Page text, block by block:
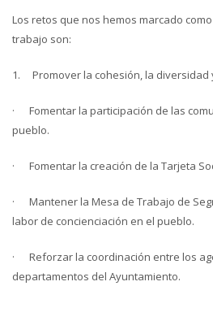
Los retos que nos hemos marcado
trabajo son:
1. Promover la cohesión, la diversidad
· Fomentar la participación de las
pueblo.
· Fomentar la creación de la Tarjeta
· Mantener la Mesa de Trabajo de
labor de concienciación en el pueblo.
· Reforzar la coordinación entre los
departamentos del Ayuntamiento.